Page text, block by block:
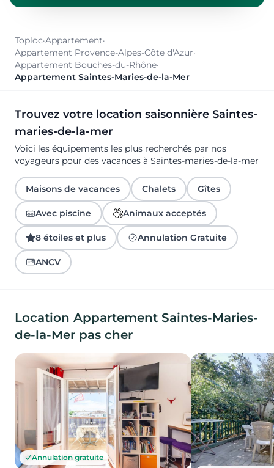
Toploc·Appartement·
Appartement Provence-Alpes-Côte d'Azur·
Appartement Bouches-du-Rhône·
Appartement Saintes-Maries-de-la-Mer
Trouvez votre location saisonnière Saintes-
maries-de-la-mer
Voici les équipements les plus recherchés par nos
voyageurs pour des vacances à Saintes-maries-de-la-mer
Maisons de vacances Chalets Gîtes
Avec piscine Animaux acceptés
8 étoiles et plus Annulation Gratuite
ANCV
Location Appartement Saintes-Maries-
de-la-Mer pas cher
Annulation gratuite